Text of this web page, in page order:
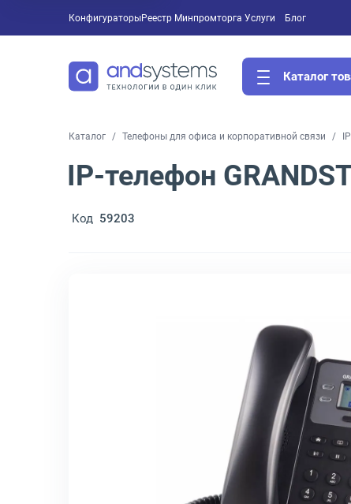
Конфигураторы Услуги
Реестр Минпромторга Блог
Каталог
Каталог Телефоны для офиса и корпоративной связи
IP-телефон
Код 59203